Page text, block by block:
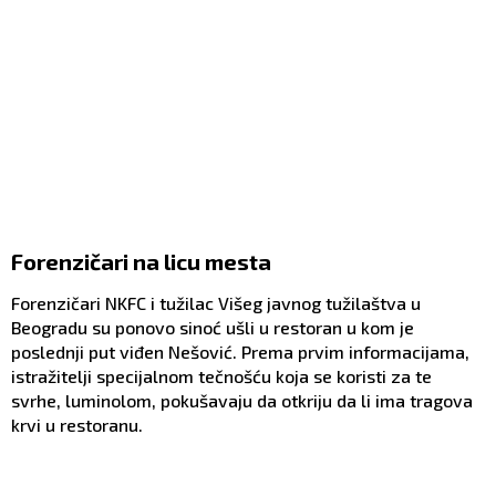
Forenzičari na licu mesta
Forenzičari NKFC i tužilac Višeg javnog tužilaštva u
Beogradu su ponovo sinoć ušli u restoran u kom je
poslednji put viđen Nešović. Prema prvim informacijama,
istražitelji specijalnom tečnošću koja se koristi za te
svrhe, luminolom, pokušavaju da otkriju da li ima tragova
krvi u restoranu.